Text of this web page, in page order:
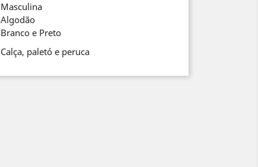
Masculina
Algodão
Branco e Preto
Calça, paletó e peruca